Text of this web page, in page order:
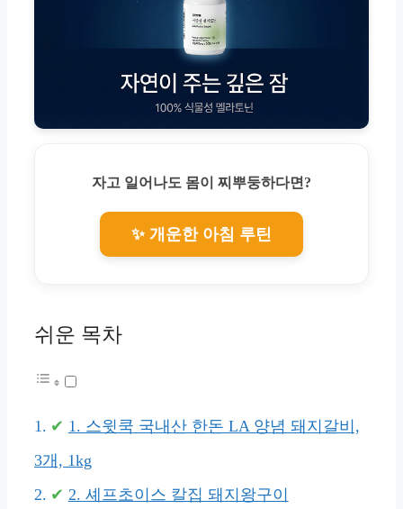
자고 일어나도 몸이 찌뿌둥하다면?
✨ 개운한 아침 루틴
쉬운 목차
1. 스윗쿡 국내산 한돈 LA 양념 돼지갈비,
3개, 1kg
2. 셰프초이스 칼집 돼지왕구이